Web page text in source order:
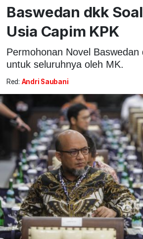
Baswedan dkk
Usia Capim KPK
Permohonan Novel Baswedan
untuk seluruhnya oleh MK.
Red: Andri Saubani